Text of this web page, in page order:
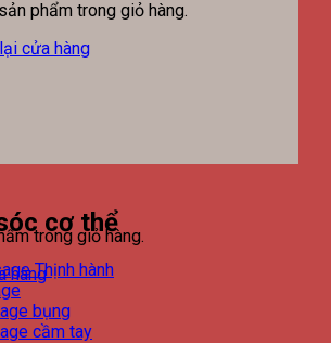
phẩm trong giỏ hàng.
cửa hàng
trong giỏ hàng.
hàng
cơ thể
bụng
cầm tay